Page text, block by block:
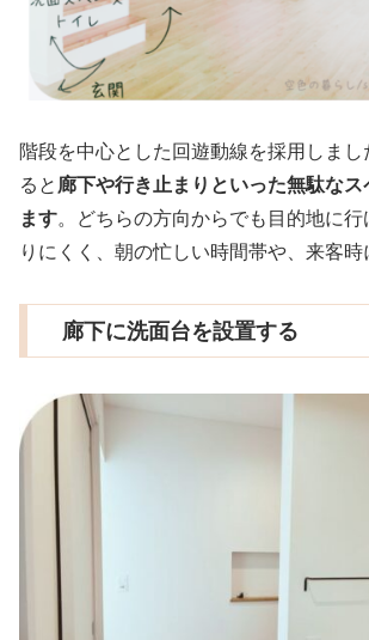
階段を中心とした回遊動線を採用しま
ると 廊下や行き止まりといった無駄な
ます。どちらの方向からでも目的地に
りにくく、朝の忙しい時間帯や、来客時
廊下に洗面台を設置する